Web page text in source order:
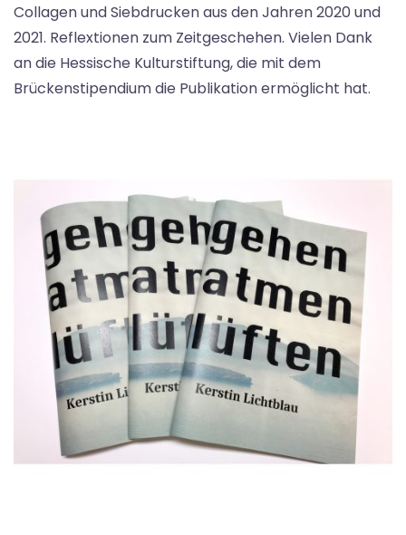
Collagen und Siebdrucken aus den Jahren 2020 und
2021. Reflextionen zum Zeitgeschehen. Vielen Dank
an die Hessische Kulturstiftung, die mit dem
Brückenstipendium die Publikation ermöglicht hat.